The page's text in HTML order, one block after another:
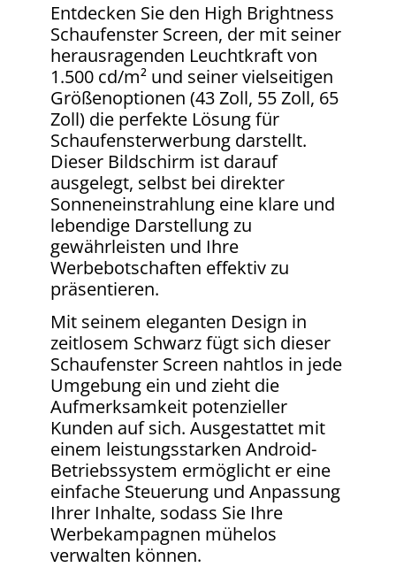
Entdecken Sie den High Brightness
Schaufenster Screen, der mit seiner
herausragenden Leuchtkraft von
1.500 cd/m² und seiner vielseitigen
Größenoptionen (43 Zoll, 55 Zoll, 65
Zoll) die perfekte Lösung für
Schaufensterwerbung darstellt.
Dieser Bildschirm ist darauf
ausgelegt, selbst bei direkter
Sonneneinstrahlung eine klare und
lebendige Darstellung zu
gewährleisten und Ihre
Werbebotschaften effektiv zu
präsentieren.
Mit seinem eleganten Design in
zeitlosem Schwarz fügt sich dieser
Schaufenster Screen nahtlos in jede
Umgebung ein und zieht die
Aufmerksamkeit potenzieller
Kunden auf sich. Ausgestattet mit
einem leistungsstarken Android-
Betriebssystem ermöglicht er eine
einfache Steuerung und Anpassung
Ihrer Inhalte, sodass Sie Ihre
Werbekampagnen mühelos
verwalten können.